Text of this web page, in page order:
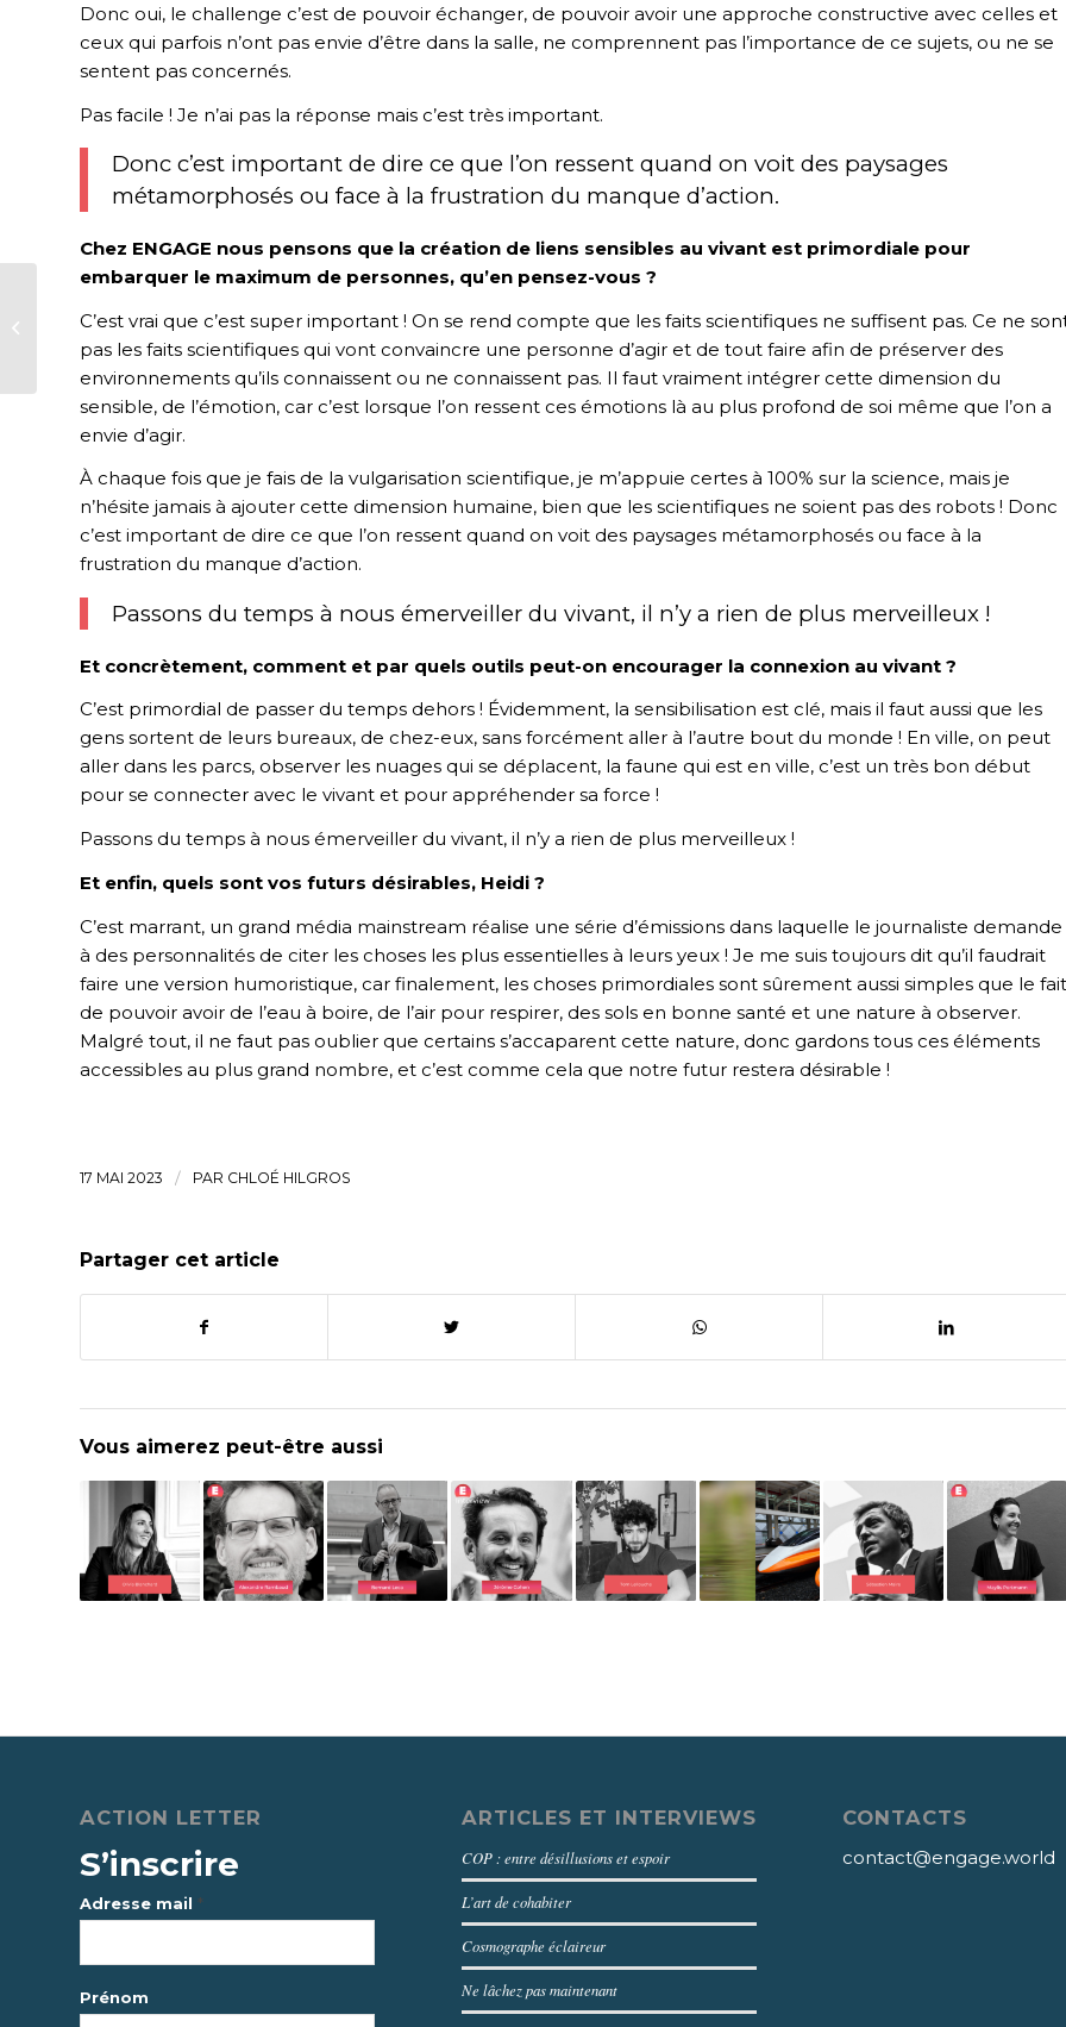
Donc oui, le challenge c’est de pouvoir échanger, de pouvoir avoir une approche constructive avec celles et
ceux qui parfois n’ont pas envie d’être dans la salle, ne comprennent pas l’importance de ce sujets, ou ne se
sentent pas concernés.
Pas facile ! Je n’ai pas la réponse mais c’est très important.
Donc c’est important de dire ce que l’on ressent quand on voit des paysages
métamorphosés ou face à la frustration du manque d’action.
Chez ENGAGE nous pensons que la création de liens sensibles au vivant est primordiale pour
embarquer le maximum de personnes, qu’en pensez-vous ?
C’est vrai que c’est super important ! On se rend compte que les faits scientifiques ne suffisent pas. Ce ne
pas les faits scientifiques qui vont convaincre une personne d’agir et de tout faire afin de préserver des
environnements qu’ils connaissent ou ne connaissent pas. Il faut vraiment intégrer cette dimension du
sensible, de l’émotion, car c’est lorsque l’on ressent ces émotions là au plus profond de soi même que l’on a
envie d’agir.
À chaque fois que je fais de la vulgarisation scientifique, je m’appuie certes à 100% sur la science, mais je
n’hésite jamais à ajouter cette dimension humaine, bien que les scientifiques ne soient pas des robots ! Donc
c’est important de dire ce que l’on ressent quand on voit des paysages métamorphosés ou face à la
frustration du manque d’action.
Passons du temps à nous émerveiller du vivant, il n’y a rien de plus merveilleux !
Et concrètement, comment et par quels outils peut-on encourager la connexion au vivant ?
C’est primordial de passer du temps dehors ! Évidemment, la sensibilisation est clé, mais il faut aussi que les
gens sortent de leurs bureaux, de chez-eux, sans forcément aller à l’autre bout du monde ! En ville, on peut
aller dans les parcs, observer les nuages qui se déplacent, la faune qui est en ville, c’est un très bon début
pour se connecter avec le vivant et pour appréhender sa force !
Passons du temps à nous émerveiller du vivant, il n’y a rien de plus merveilleux !
Et enfin, quels sont vos futurs désirables, Heidi ?
C’est marrant, un grand média mainstream réalise une série d’émissions dans laquelle le journaliste demande
à des personnalités de citer les choses les plus essentielles à leurs yeux ! Je me suis toujours dit qu’il faudrait
faire une version humoristique, car finalement, les choses primordiales sont sûrement aussi simples que le fait
de pouvoir avoir de l’eau à boire, de l’air pour respirer, des sols en bonne santé et une nature à observer.
Malgré tout, il ne faut pas oublier que certains s’accaparent cette nature, donc gardons tous ces éléments
accessibles au plus grand nombre, et c’est comme cela que notre futur restera désirable !
17 MAI 2023 / PAR CHLOÉ HILGROS
Partager cet article
Vous aimerez peut-être aussi
ACTION LETTER
S’inscrire
Adresse mail *
Prénom
ARTICLES ET INTERVIEWS
COP : entre désillusions et espoir
L’art de cohabiter
Cosmographe éclaireur
Ne lâchez pas maintenant
CONTACTS
contact@engage.world
de l’adaptabilité des
espèces